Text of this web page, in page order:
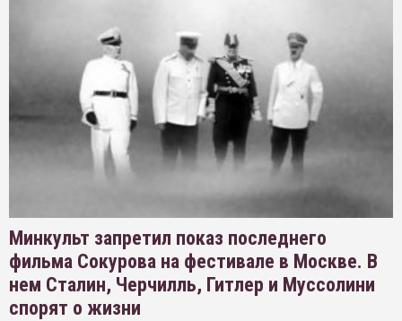
Минкульт запретил показ последнего
фильма Сокурова на фестивале в Москве. В
нем Сталин, Черчилль, Гитлер и Муссолини
спорят о жизни